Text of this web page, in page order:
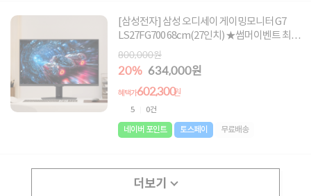
[삼성전자] 삼성 오디세이 게이밍모니터 G7
LS27FG700 68cm(27인치) ★썸머이벤트 최대
혜택가 602,300원★
800,000원
20% 634,000원
혜택가602,300원
5 0건
네이버 포인트 토스페이 무료배송
더보기